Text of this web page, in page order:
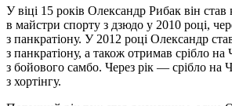
У віці 15 років Олександр Рибак він
в майстри спорту з дзюдо у 2010 році,
з панкратіону. У 2012 році Олександр
з панкратіону, а також отримав срібло на
з бойового самбо. Через рік — срібло на
з хортінгу.